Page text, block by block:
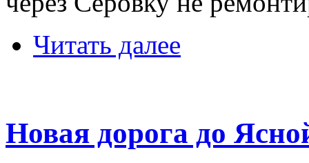
Читать далее
Новая дорога до